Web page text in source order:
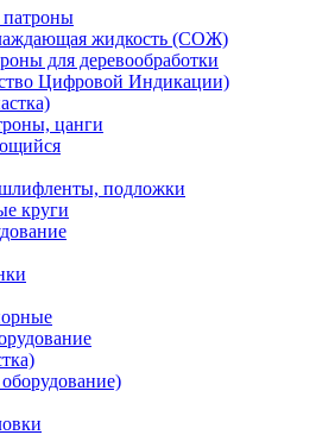
жидкость (СОЖ)
для деревообработки
Цифровой Индикации)
цанги
подложки
круги